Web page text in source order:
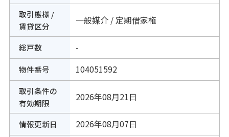
取引態様 /
賃貸区分
一般媒介 / 定期借家権
総戸数 -
物件番号 104051592
取引条件の
有効期限
2026年08月21日
情報更新日 2026年08月07日